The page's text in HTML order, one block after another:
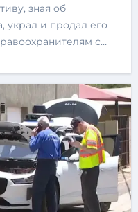
украл и продал его
с…